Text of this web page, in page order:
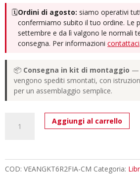
🗓️Ordini di agosto: siamo operativi
confermiamo subito il tuo ordine. Le
settembre e da lì valgono le normali
consegna. Per informazionicontattaci
📦 Consegna in kit di montaggio —
vengono spediti smontati, con
per un assemblaggio semplice.
Kato
cemento
Aggiungi al carrello
COD: VEANGKT6R2FIA-CM Categoria: